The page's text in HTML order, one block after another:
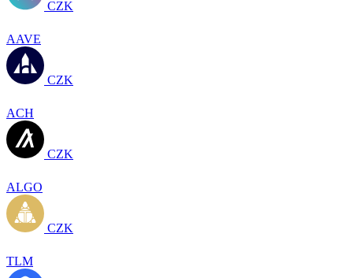
CZK
AAVE
CZK
ACH
CZK
ALGO
CZK
TLM